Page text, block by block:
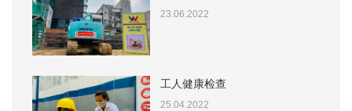
23.06.2022
工人健康检查
25.04.2022